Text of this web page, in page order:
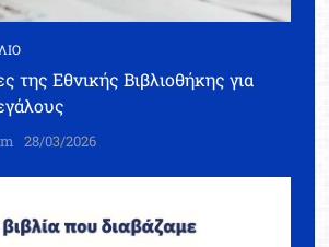
της Εθνικής Βιβλιοθήκης για
28/03/2026